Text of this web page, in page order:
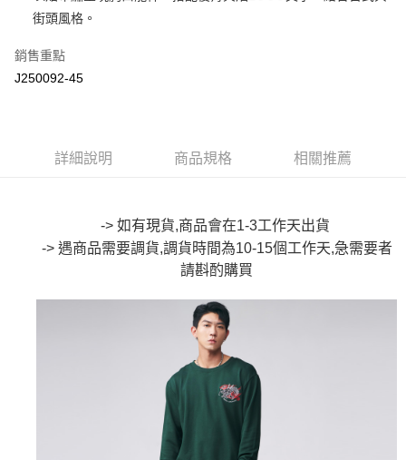
相關說明
流程，驗證手機門號後，選擇欲分期的期數、繳款截止日，確認付款後即完
成交易。
3.實際核准額度、可分期數及費用金額請依後續交易確認頁面所載為準。
4.訂單成立30分鐘內，如未前往確認交易或遇審核未通過，訂單將自動取
1.分期款項不併入電信帳單，「大哥付你分期」於每月結算日後寄送繳費提
2.透過簡訊連結打開帳單後，可選擇「超商條碼／台灣大直營門市／銀行轉
帳／街口支付／iPASS MONEY」等通路繳費。
1.本服務係由「台灣大哥大股份有限公司」（以下簡稱本公司）所提供，讓
用戶於交易時，得透過本服務購買商品或服務，並由商店將買賣／分期付款
【關於「AFTEE先享後付」】
AFTEE先享後付是「在收到商品之後才付款」的支付方式。 讓您購物簡單
２．便利：只要手機號碼，簡訊認證，即可結帳。
３．安心：先確認商品／服務後，再付款。
１．於結帳方式選擇「AFTEE先享後付」後，將跳轉至「AFTEE先享後付」
結帳頁面，進行簡訊認證並確認金額後，即可完成結帳。
２．訂單成立數日內，您將收到繳費通知簡訊。
３．收到繳費通知簡訊後14天內，點擊此簡訊中的連結，可透過四大超商／
ATM／網路銀行／等多元方式進行付款，方視為交易完成。
※ 請注意：結帳手續完成當下不需立刻繳費，但若您需要取消訂單，請聯絡
ATM付款
每筆NT$80，滿NT$888(含以上)免運費
每筆NT$80，滿NT$888(含以上)免運費
街頭風格。
銷售重點
J250092-45
詳細說明 商品規格 相關推薦
-> 如有現貨,商品會在1-3工作天出貨
-> 遇商品需要調貨,調貨時間為10-15個工作天,急需要者
請斟酌購買